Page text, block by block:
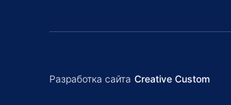
Разработка сайта Creative Custom